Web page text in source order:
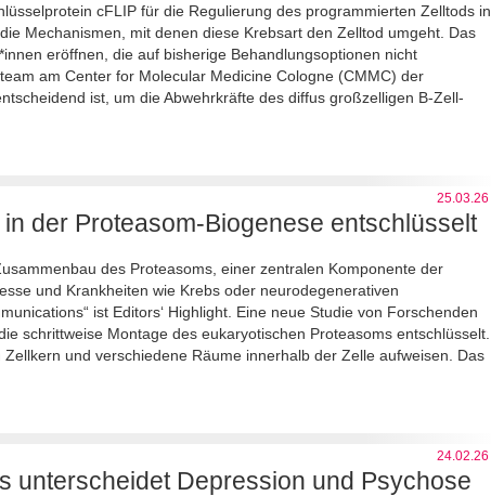
cFLIP für die Regulierung des programmierten Zelltods in
Mechanismen, mit denen diese Krebsart den Zelltod umgeht. Das
eröffnen, die auf bisherige Behandlungsoptionen nicht
am Center for Molecular Medicine Cologne (CMMC) der
ist, um die Abwehrkräfte des diffus großzelligen B-Zell-
25.03.26
der Proteasom-Biogenese entschlüsselt
des Proteasoms, einer zentralen Komponente der
und Krankheiten wie Krebs oder neurodegenerativen
ist Editors‘ Highlight. Eine neue Studie von Forschenden
schrittweise Montage des eukaryotischen Proteasoms entschlüsselt.
und verschiedene Räume innerhalb der Zelle aufweisen. Das
24.02.26
unterscheidet Depression und Psychose